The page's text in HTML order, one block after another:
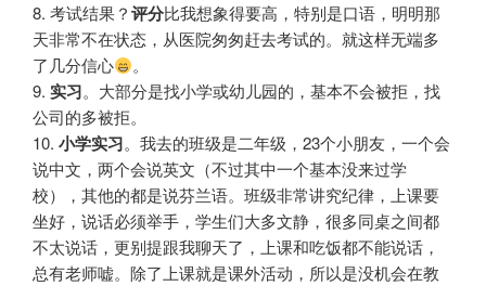
8. 考试结果？评分比我想象得要高，特别是口语，明明那
天非常不在状态，从医院匆匆赶去考试的。就这样无端多
了几分信心
。
9. 实习。大部分是找小学或幼儿园的，基本不会被拒，找
公司的多被拒。
10. 小学实习。我去的班级是二年级，23个小朋友，一个会
说中文，两个会说英文（不过其中一个基本没来过学
校），其他的都是说芬兰语。班级非常讲究纪律，上课要
坐好，说话必须举手，学生们大多文静，很多同桌之间都
不太说话，更别提跟我聊天了，上课和吃饭都不能说话，
总有老师嘘。除了上课就是课外活动，所以是没机会在教